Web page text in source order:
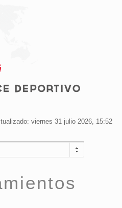
viernes 31 julio 2026, 15:52